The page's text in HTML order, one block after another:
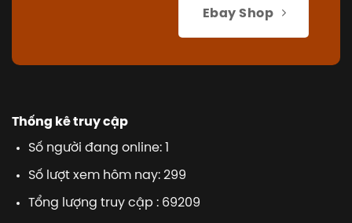
Ebay Shop
Thống kê truy cập
Số người đang online: 1
Số lượt xem hôm nay: 299
Tổng lượng truy cập : 69209